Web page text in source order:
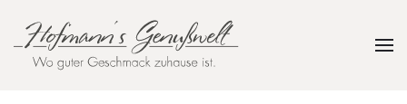
Zum Hauptinhalt springen